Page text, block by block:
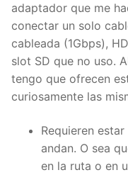
adaptador que me
conectar un solo
cableada (1Gbps),
slot SD que no uso.
tengo que ofrecen
curiosamente las
Requieren
andan. O sea
en la ruta o en